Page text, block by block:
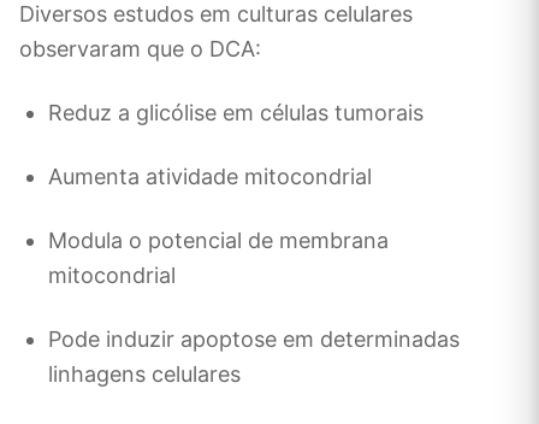
Diversos estudos em culturas celulares
observaram que o DCA:
Reduz a glicólise em células tumorais
Aumenta atividade mitocondrial
Modula o potencial de membrana
mitocondrial
Pode induzir apoptose em determinadas
linhagens celulares